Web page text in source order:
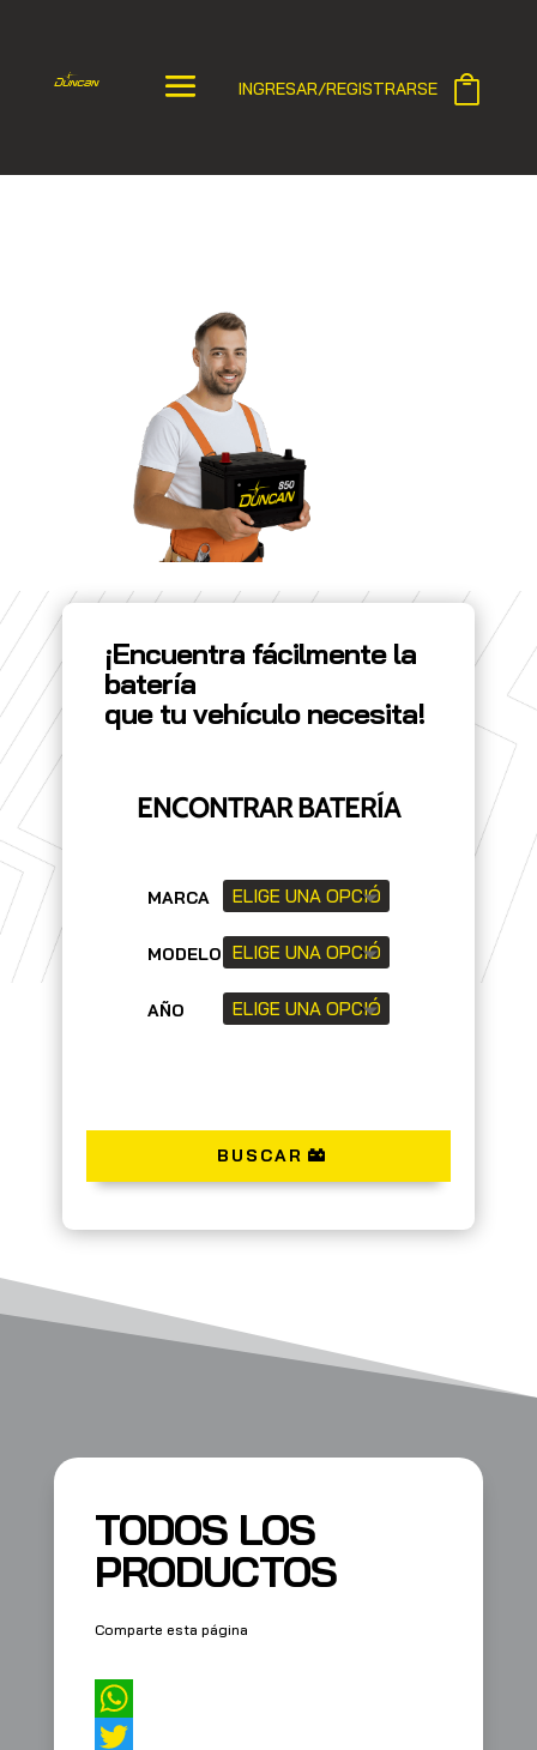
INGRESAR/REGISTRARSE
¡Encuentra fácilmente la
batería
que tu vehículo necesita!
ENCONTRAR BATERÍA
MARCA
MODELO
AÑO
BUSCAR
TODOS LOS
PRODUCTOS
Comparte esta página